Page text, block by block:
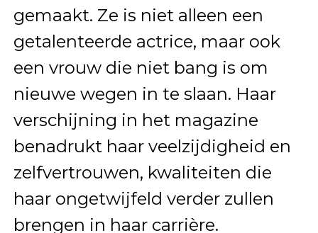
gemaakt. Ze is niet alleen een
getalenteerde actrice, maar ook
een vrouw die niet bang is om
nieuwe wegen in te slaan. Haar
verschijning in het magazine
benadrukt haar veelzijdigheid en
zelfvertrouwen, kwaliteiten die
haar ongetwijfeld verder zullen
brengen in haar carrière.